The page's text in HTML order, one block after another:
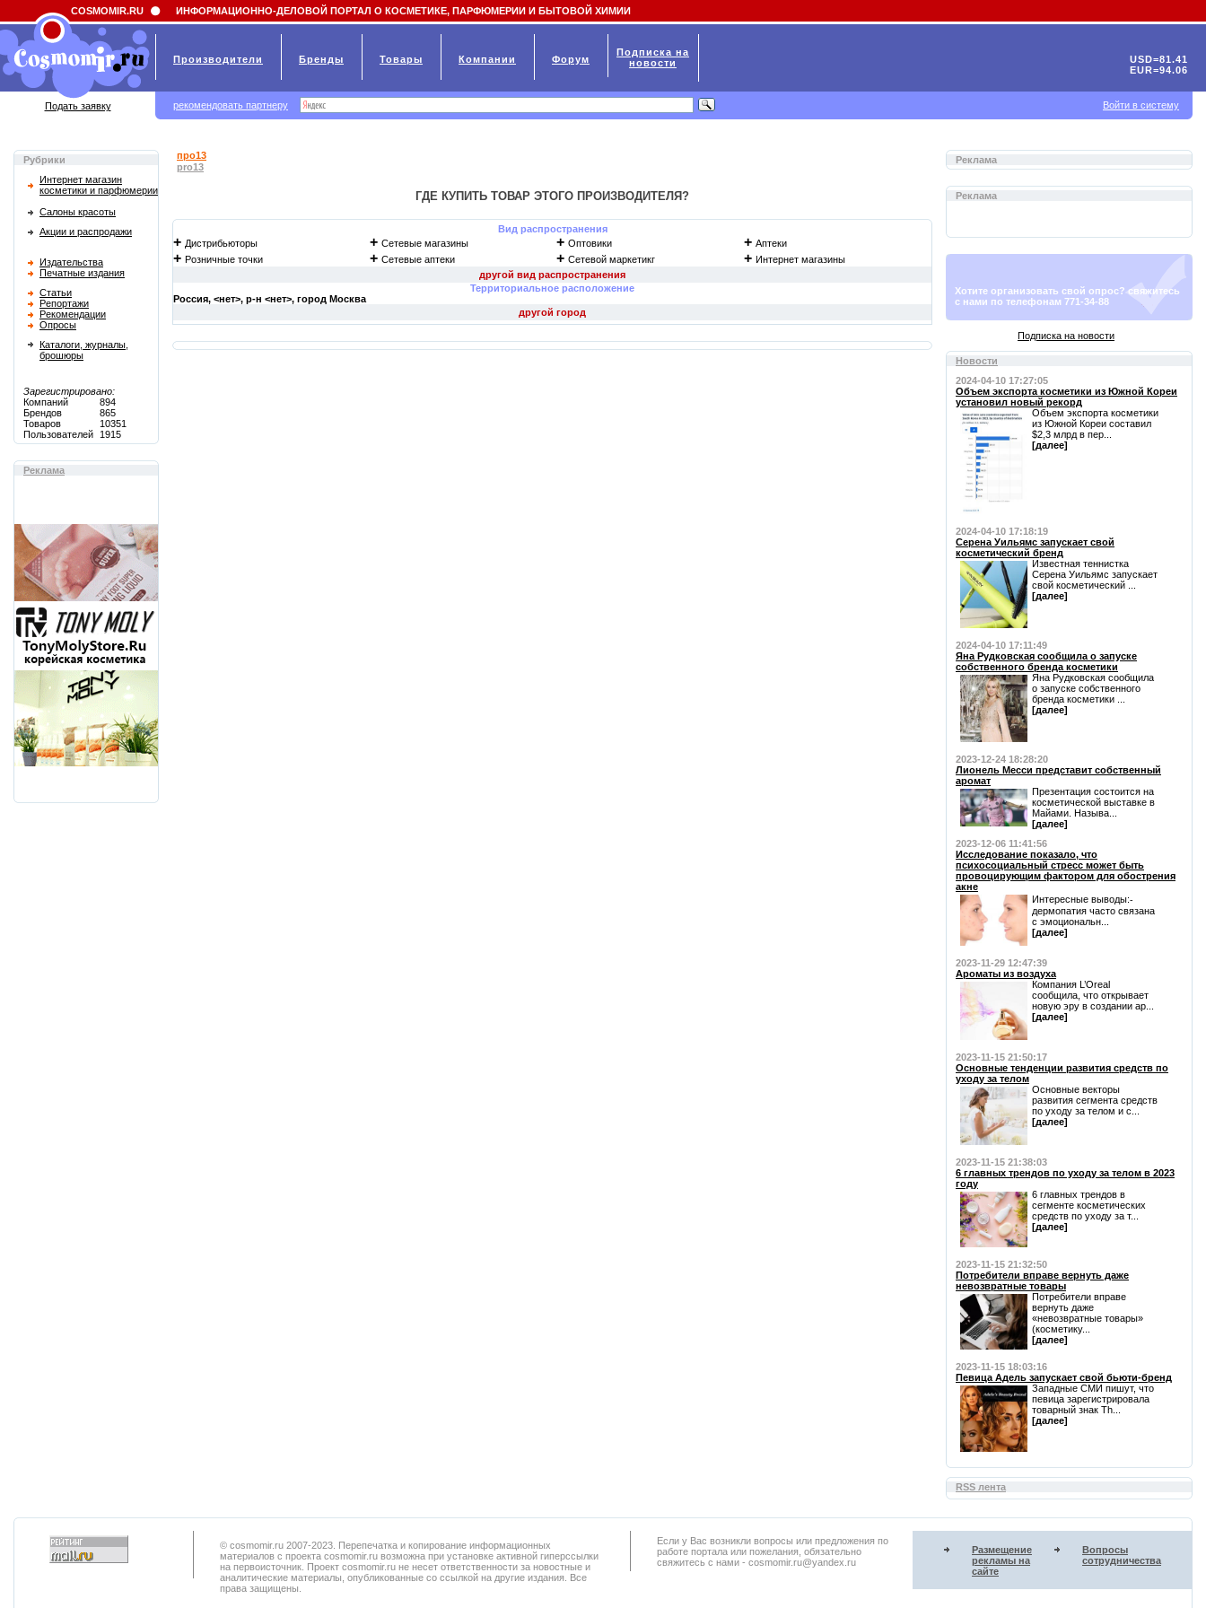
Field 'news_title' doesn't have a default value
Рубрики
Интернет магазин
косметики и парфюмерии
Салоны красоты
Акции и распродажи
Издательства
Печатные издания
Статьи
Репортажи
Рекомендации
Опросы
Каталоги, журналы,
брошюры
Зарегистрировано:
Компаний
894
Брендов
865
Товаров
10351
Пользователей
1915
Реклама
про13
pro13
ГДЕ КУПИТЬ ТОВАР ЭТОГО ПРОИЗВОДИТЕЛЯ?
Вид распространения
+ Дистрибьюторы + Сетевые магазины + Оптовики + Аптеки
+ Розничные точки + Сетевые аптеки + Сетевой маркетикг + Интернет магазины
Территориальное расположение
Россия, <нет>, р-н <нет>, город Москва
Реклама
Реклама
Хотите организовать свой опрос? свяжитесь
с нами по телефонам 771-34-88
Подписка на новости
Новости
2024-04-10 17:27:05
Объем экспорта косметики из Южной Кореи
установил новый рекорд
Объем экспорта косметики
из Южной Кореи составил
$2,3 млрд в пер...
[далее]
2024-04-10 17:18:19
Серена Уильямс запускает свой
косметический бренд
Известная теннистка
Серена Уильямс запускает
свой косметический ...
[далее]
2024-04-10 17:11:49
Яна Рудковская сообщила о запуске
собственного бренда косметики
Яна Рудковская сообщила
о запуске собственного
бренда косметики ...
[далее]
2023-12-24 18:28:20
Лионель Месси представит собственный
аромат
Презентация состоится на
косметической выставке в
Майами. Называ...
[далее]
2023-12-06 11:41:56
Исследование показало, что
психосоциальный стресс может быть
провоцирующим фактором для обострения
акне
Интересные выводы:⁃
дермопатия часто связана
с эмоциональн...
[далее]
2023-11-29 12:47:39
Ароматы из воздуха
Компания L’Oreal
сообщила, что открывает
новую эру в создании ар...
[далее]
2023-11-15 21:50:17
Основные тенденции развития средств по
уходу за телом
Основные векторы
развития сегмента средств
по уходу за телом и с...
[далее]
2023-11-15 21:38:03
6 главных трендов по уходу за телом в 2023
году
6 главных трендов в
сегменте косметических
средств по уходу за т...
[далее]
2023-11-15 21:32:50
Потребители вправе вернуть даже
невозвратные товары
Потребители вправе
вернуть даже
«невозвратные товары»
(косметику...
[далее]
2023-11-15 18:03:16
Певица Адель запускает свой бьюти-бренд
Западные СМИ пишут, что
певица зарегистрировала
товарный знак Th...
[далее]
RSS лента
© cosmomir.ru 2007-2023. Перепечатка и копирование информационных
материалов с проекта cosmomir.ru возможна при установке активной гиперссылки
на первоисточник. Проект cosmomir.ru не несет ответственности за новостные и
аналитические материалы, опубликованные со ссылкой на другие издания. Все
права защищены.
Если у Вас возникли вопросы или предложения по
работe портала или пожелания, обязательно
свяжитесь с нами - cosmomir.ru@yandex.ru
Размещение
рекламы на
сайте
Вопросы
сотрудничества
COSMOMIR.RU ИНФОРМАЦИОННО-ДЕЛОВОЙ ПОРТАЛ О КОСМЕТИКЕ, ПАРФЮМЕРИИ И БЫТОВОЙ ХИМИИ
Производители Бренды Товары Компании Форум
Подписка на
новости
USD=81.41
EUR=94.06
Подать заявку рекомендовать партнеру Войти в систему